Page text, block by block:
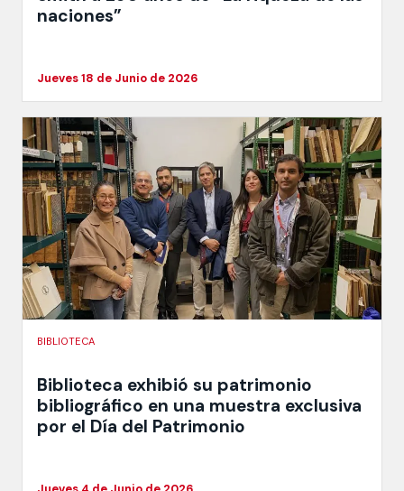
naciones”
Jueves 18 de Junio de 2026
BIBLIOTECA
Biblioteca exhibió su patrimonio
bibliográfico en una muestra exclusiva
por el Día del Patrimonio